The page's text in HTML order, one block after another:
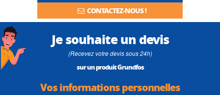
CONTACTEZ-NOUS !
Je souhaite un devis
(Recevez votre devis sous 24h)
sur un produit Grundfos
Vos informations personnelles